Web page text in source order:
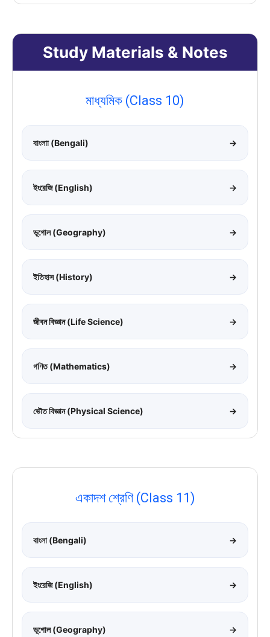
Study Materials & Notes
মাধ্যমিক (Class 10)
বাংলাা (Bengali) →
ইংরেজি (English) →
ভূগোল (Geography) →
ইতিহাস (History) →
জীবন বিজ্ঞান (Life Science) →
গণিত (Mathematics) →
ভৌত বিজ্ঞান (Physical Science) →
একাদশ শ্রেণি (Class 11)
বাংলা (Bengali) →
ইংরেজি (English) →
ভূগোল (Geography) →